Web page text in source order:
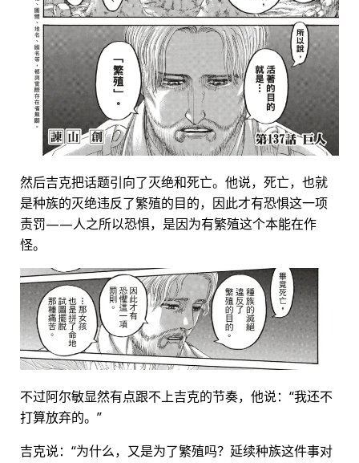
然后吉克把话题引向了灭绝和死亡。他说，死亡，也就
是种族的灭绝违反了繁殖的目的，因此才有恐惧这一项
责罚——人之所以恐惧，是因为有繁殖这个本能在作
怪。
不过阿尔敏显然有点跟不上吉克的节奏，他说：“我还不
打算放弃的。”
吉克说：“为什么，又是为了繁殖吗？延续种族这件事对